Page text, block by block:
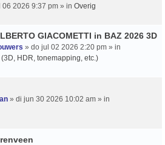
06 2026 9:37 pm » in Overig
GIACOMETTI in BAZ 2026 3D
» do jul 02 2026 2:20 pm » in
HDR, tonemapping, etc.)
» di jun 30 2026 10:02 am » in